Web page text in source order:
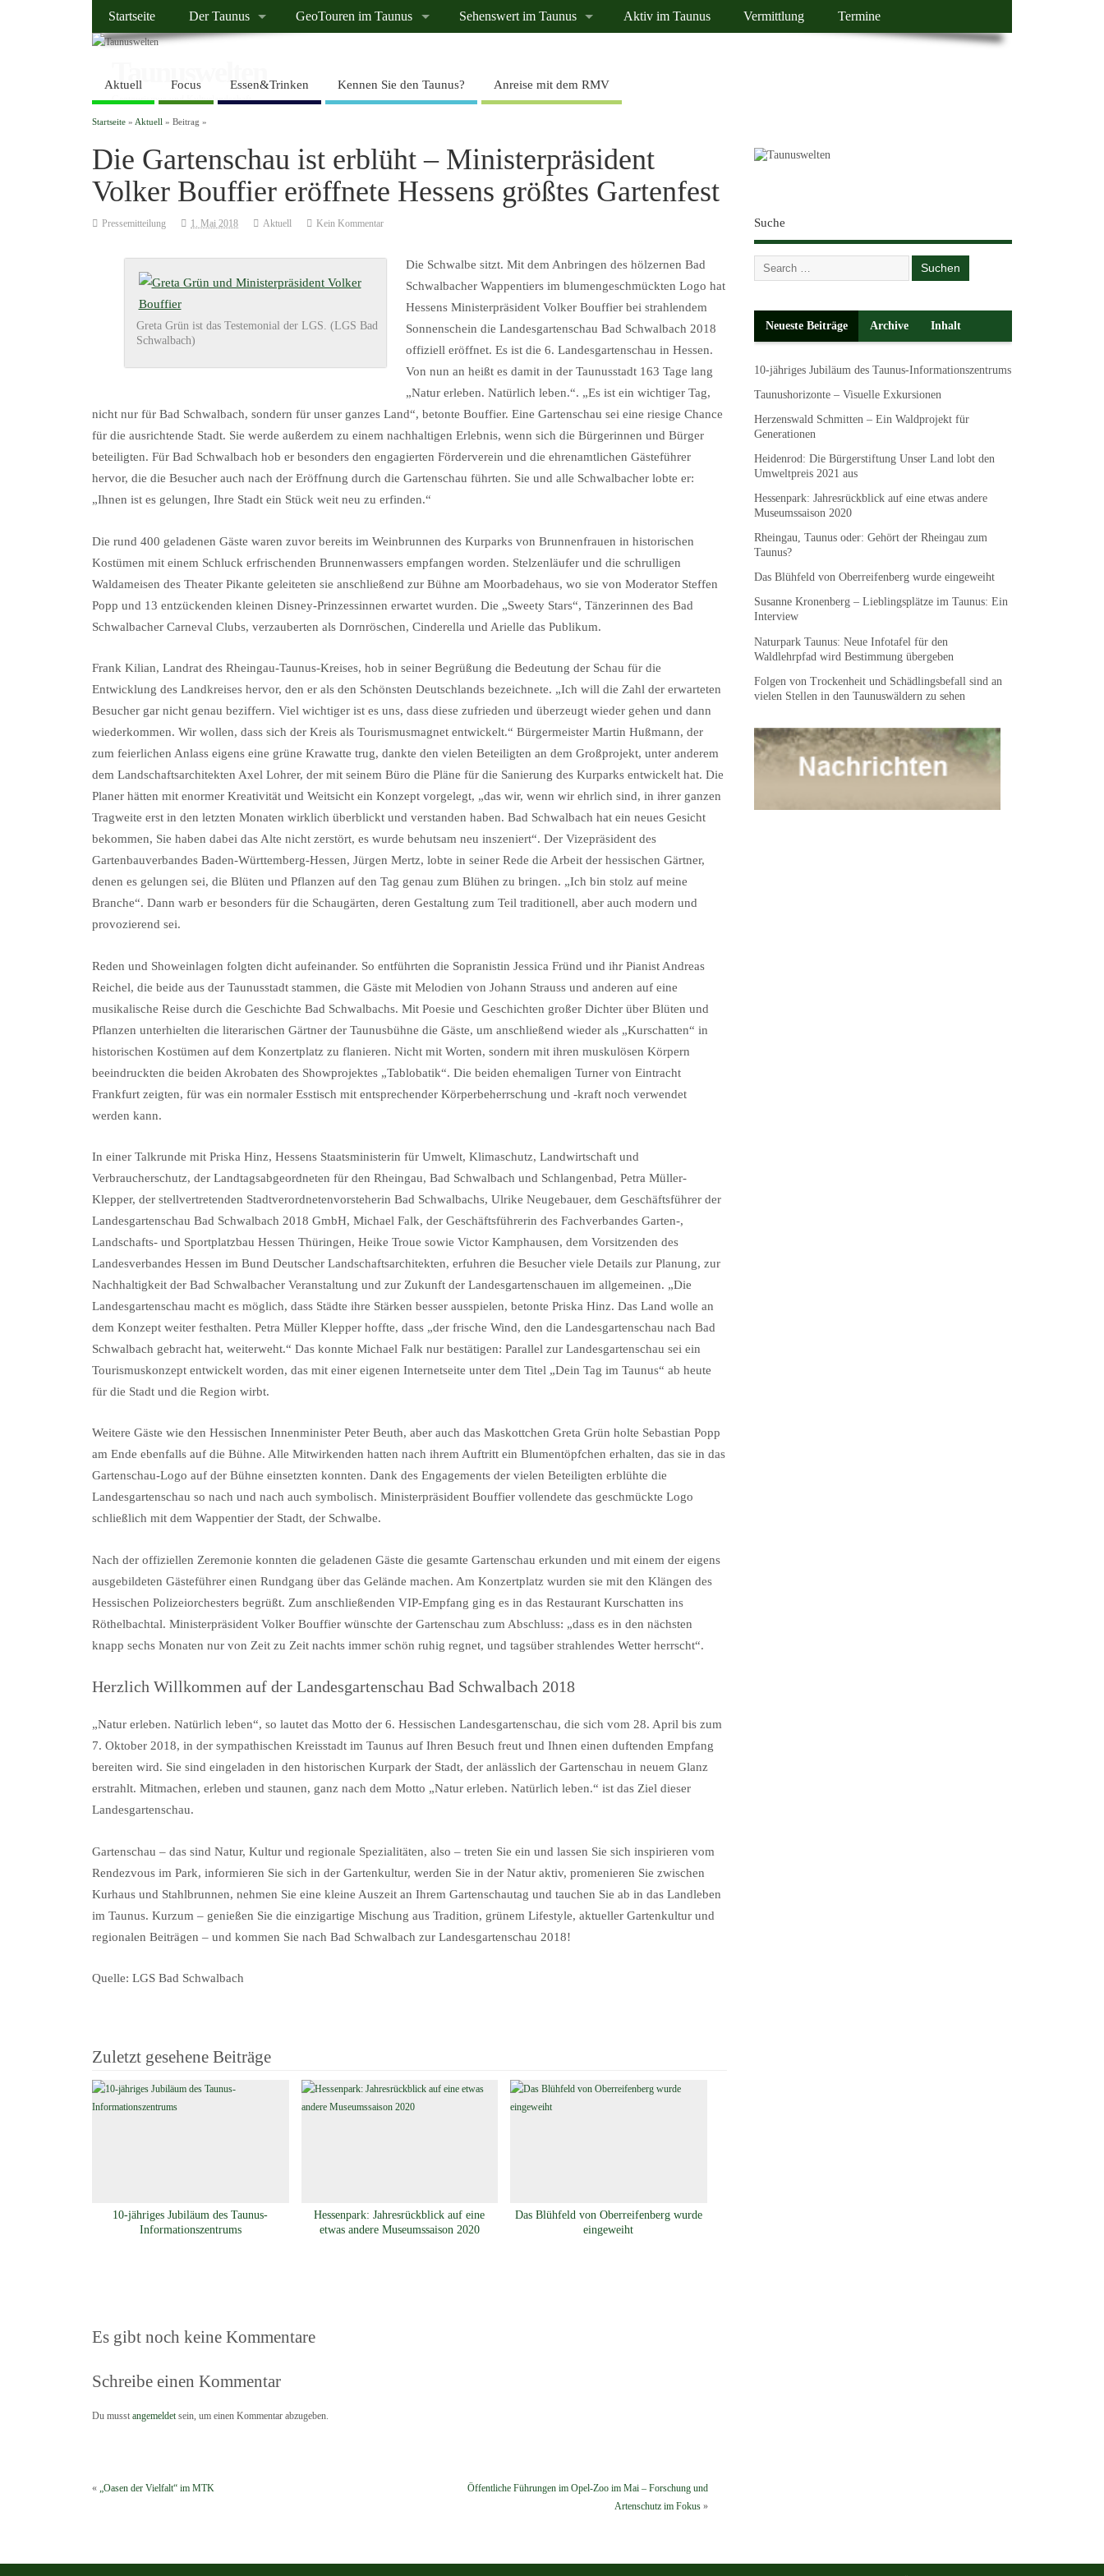
Startseite Der Taunus GeoTouren im Taunus Sehenswert im Taunus Aktiv im Taunus Vermittlung Termine
Taunuswelten
Geotourismus und Kulturlandschaft
Aktuell Focus Essen&Trinken Kennen Sie den Taunus? Anreise mit dem RMV
Startseite » Aktuell » Beitrag »
Die Gartenschau ist erblüht – Ministerpräsident
Volker Bouffier eröffnete Hessens größtes Gartenfest
Pressemitteilung 1. Mai 2018 Aktuell Kein Kommentar
Greta Grün ist das Testemonial der LGS. (LGS Bad
Schwalbach)
Die Schwalbe sitzt. Mit dem Anbringen des hölzernen Bad
Schwalbacher Wappentiers im blumengeschmückten Logo hat
Hessens Ministerpräsident Volker Bouffier bei strahlendem
Sonnenschein die Landesgartenschau Bad Schwalbach 2018
offiziell eröffnet. Es ist die 6. Landesgartenschau in Hessen.
Von nun an heißt es damit in der Taunusstadt 163 Tage lang
„Natur erleben. Natürlich leben.“. „Es ist ein wichtiger Tag,
nicht nur für Bad Schwalbach, sondern für unser ganzes Land“, betonte Bouffier. Eine Gartenschau sei eine riesige Chance
für die ausrichtende Stadt. Sie werde außerdem zu einem nachhaltigen Erlebnis, wenn sich die Bürgerinnen und Bürger
beteiligten. Für Bad Schwalbach hob er besonders den engagierten Förderverein und die ehrenamtlichen Gästeführer
hervor, die die Besucher auch nach der Eröffnung durch die Gartenschau führten. Sie und alle Schwalbacher lobte er:
„Ihnen ist es gelungen, Ihre Stadt ein Stück weit neu zu erfinden.“
Die rund 400 geladenen Gäste waren zuvor bereits im Weinbrunnen des Kurparks von Brunnenfrauen in historischen
Kostümen mit einem Schluck erfrischenden Brunnenwassers empfangen worden. Stelzenläufer und die schrulligen
Waldameisen des Theater Pikante geleiteten sie anschließend zur Bühne am Moorbadehaus, wo sie von Moderator Steffen
Popp und 13 entzückenden kleinen Disney-Prinzessinnen erwartet wurden. Die „Sweety Stars“, Tänzerinnen des Bad
Schwalbacher Carneval Clubs, verzauberten als Dornröschen, Cinderella und Arielle das Publikum.
Frank Kilian, Landrat des Rheingau-Taunus-Kreises, hob in seiner Begrüßung die Bedeutung der Schau für die
Entwicklung des Landkreises hervor, den er als den Schönsten Deutschlands bezeichnete. „Ich will die Zahl der erwarteten
Besucher gar nicht genau beziffern. Viel wichtiger ist es uns, dass diese zufrieden und überzeugt wieder gehen und dann
wiederkommen. Wir wollen, dass sich der Kreis als Tourismusmagnet entwickelt.“ Bürgermeister Martin Hußmann, der
zum feierlichen Anlass eigens eine grüne Krawatte trug, dankte den vielen Beteiligten an dem Großprojekt, unter anderem
dem Landschaftsarchitekten Axel Lohrer, der mit seinem Büro die Pläne für die Sanierung des Kurparks entwickelt hat. Die
Planer hätten mit enormer Kreativität und Weitsicht ein Konzept vorgelegt, „das wir, wenn wir ehrlich sind, in ihrer ganzen
Tragweite erst in den letzten Monaten wirklich überblickt und verstanden haben. Bad Schwalbach hat ein neues Gesicht
bekommen, Sie haben dabei das Alte nicht zerstört, es wurde behutsam neu inszeniert“. Der Vizepräsident des
Gartenbauverbandes Baden-Württemberg-Hessen, Jürgen Mertz, lobte in seiner Rede die Arbeit der hessischen Gärtner,
denen es gelungen sei, die Blüten und Pflanzen auf den Tag genau zum Blühen zu bringen. „Ich bin stolz auf meine
Branche“. Dann warb er besonders für die Schaugärten, deren Gestaltung zum Teil traditionell, aber auch modern und
provozierend sei.
Reden und Showeinlagen folgten dicht aufeinander. So entführten die Sopranistin Jessica Fründ und ihr Pianist Andreas
Reichel, die beide aus der Taunusstadt stammen, die Gäste mit Melodien von Johann Strauss und anderen auf eine
musikalische Reise durch die Geschichte Bad Schwalbachs. Mit Poesie und Geschichten großer Dichter über Blüten und
Pflanzen unterhielten die literarischen Gärtner der Taunusbühne die Gäste, um anschließend wieder als „Kurschatten“ in
historischen Kostümen auf dem Konzertplatz zu flanieren. Nicht mit Worten, sondern mit ihren muskulösen Körpern
beeindruckten die beiden Akrobaten des Showprojektes „Tablobatik“. Die beiden ehemaligen Turner von Eintracht
Frankfurt zeigten, für was ein normaler Esstisch mit entsprechender Körperbeherrschung und -kraft noch verwendet
werden kann.
In einer Talkrunde mit Priska Hinz, Hessens Staatsministerin für Umwelt, Klimaschutz, Landwirtschaft und
Verbraucherschutz, der Landtagsabgeordneten für den Rheingau, Bad Schwalbach und Schlangenbad, Petra Müller-
Klepper, der stellvertretenden Stadtverordnetenvorsteherin Bad Schwalbachs, Ulrike Neugebauer, dem Geschäftsführer der
Landesgartenschau Bad Schwalbach 2018 GmbH, Michael Falk, der Geschäftsführerin des Fachverbandes Garten-,
Landschafts- und Sportplatzbau Hessen Thüringen, Heike Troue sowie Victor Kamphausen, dem Vorsitzenden des
Landesverbandes Hessen im Bund Deutscher Landschaftsarchitekten, erfuhren die Besucher viele Details zur Planung, zur
Nachhaltigkeit der Bad Schwalbacher Veranstaltung und zur Zukunft der Landesgartenschauen im allgemeinen. „Die
Landesgartenschau macht es möglich, dass Städte ihre Stärken besser ausspielen, betonte Priska Hinz. Das Land wolle an
dem Konzept weiter festhalten. Petra Müller Klepper hoffte, dass „der frische Wind, den die Landesgartenschau nach Bad
Schwalbach gebracht hat, weiterweht.“ Das konnte Michael Falk nur bestätigen: Parallel zur Landesgartenschau sei ein
Tourismuskonzept entwickelt worden, das mit einer eigenen Internetseite unter dem Titel „Dein Tag im Taunus“ ab heute
für die Stadt und die Region wirbt.
Weitere Gäste wie den Hessischen Innenminister Peter Beuth, aber auch das Maskottchen Greta Grün holte Sebastian Popp
am Ende ebenfalls auf die Bühne. Alle Mitwirkenden hatten nach ihrem Auftritt ein Blumentöpfchen erhalten, das sie in das
Gartenschau-Logo auf der Bühne einsetzten konnten. Dank des Engagements der vielen Beteiligten erblühte die
Landesgartenschau so nach und nach auch symbolisch. Ministerpräsident Bouffier vollendete das geschmückte Logo
schließlich mit dem Wappentier der Stadt, der Schwalbe.
Nach der offiziellen Zeremonie konnten die geladenen Gäste die gesamte Gartenschau erkunden und mit einem der eigens
ausgebildeten Gästeführer einen Rundgang über das Gelände machen. Am Konzertplatz wurden sie mit den Klängen des
Hessischen Polizeiorchesters begrüßt. Zum anschließenden VIP-Empfang ging es in das Restaurant Kurschatten ins
Röthelbachtal. Ministerpräsident Volker Bouffier wünschte der Gartenschau zum Abschluss: „dass es in den nächsten
knapp sechs Monaten nur von Zeit zu Zeit nachts immer schön ruhig regnet, und tagsüber strahlendes Wetter herrscht“.
Herzlich Willkommen auf der Landesgartenschau Bad Schwalbach 2018
„Natur erleben. Natürlich leben“, so lautet das Motto der 6. Hessischen Landesgartenschau, die sich vom 28. April bis zum
7. Oktober 2018, in der sympathischen Kreisstadt im Taunus auf Ihren Besuch freut und Ihnen einen duftenden Empfang
bereiten wird. Sie sind eingeladen in den historischen Kurpark der Stadt, der anlässlich der Gartenschau in neuem Glanz
erstrahlt. Mitmachen, erleben und staunen, ganz nach dem Motto „Natur erleben. Natürlich leben.“ ist das Ziel dieser
Landesgartenschau.
Gartenschau – das sind Natur, Kultur und regionale Spezialitäten, also – treten Sie ein und lassen Sie sich inspirieren vom
Rendezvous im Park, informieren Sie sich in der Gartenkultur, werden Sie in der Natur aktiv, promenieren Sie zwischen
Kurhaus und Stahlbrunnen, nehmen Sie eine kleine Auszeit an Ihrem Gartenschautag und tauchen Sie ab in das Landleben
im Taunus. Kurzum – genießen Sie die einzigartige Mischung aus Tradition, grünem Lifestyle, aktueller Gartenkultur und
regionalen Beiträgen – und kommen Sie nach Bad Schwalbach zur Landesgartenschau 2018!
Quelle: LGS Bad Schwalbach
Zuletzt gesehene Beiträge
10-jähriges Jubiläum des Taunus-
Informationszentrums
Hessenpark: Jahresrückblick auf eine
etwas andere Museumssaison 2020
Das Blühfeld von Oberreifenberg wurde
eingeweiht
Es gibt noch keine Kommentare
Schreibe einen Kommentar
Du musst angemeldetsein, um einen Kommentar abzugeben.
« „Oasen der Vielfalt“ im MTK
Öffentliche Führungen im Opel-Zoo im Mai – Forschung und
Artenschutz im Fokus»
Suche
Neueste Beiträge Archive Inhalt
10-jähriges Jubiläum des Taunus-Informationszentrums
Taunushorizonte – Visuelle Exkursionen
Herzenswald Schmitten – Ein Waldprojekt für
Generationen
Heidenrod: Die Bürgerstiftung Unser Land lobt den
Umweltpreis 2021 aus
Hessenpark: Jahresrückblick auf eine etwas andere
Museumssaison 2020
Rheingau, Taunus oder: Gehört der Rheingau zum
Taunus?
Das Blühfeld von Oberreifenberg wurde eingeweiht
Susanne Kronenberg – Lieblingsplätze im Taunus: Ein
Interview
Naturpark Taunus: Neue Infotafel für den
Waldlehrpfad wird Bestimmung übergeben
Folgen von Trockenheit und Schädlingsbefall sind an
vielen Stellen in den Taunuswäldern zu sehen